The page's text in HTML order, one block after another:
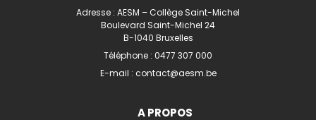
Adresse : AESM – Collège Saint-Michel
Boulevard Saint-Michel 24
B-1040 Bruxelles
Téléphone : 0477 307 000
E-mail : contact@aesm.be
A PROPOS